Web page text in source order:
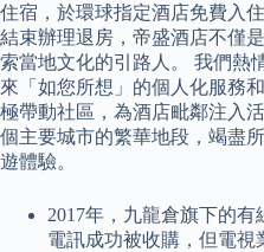
住宿，於環球指定酒店免費入
結束辦理退房，帝盛酒店不僅
索當地文化的引路人。 我們熱
來「如您所想」的個人化服務
極帶動社區，為酒店毗鄰注入
個主要城市的繁華地段，竭盡
遊體驗。
2017年，九龍倉旗下的
電訊成功被收購，但電視